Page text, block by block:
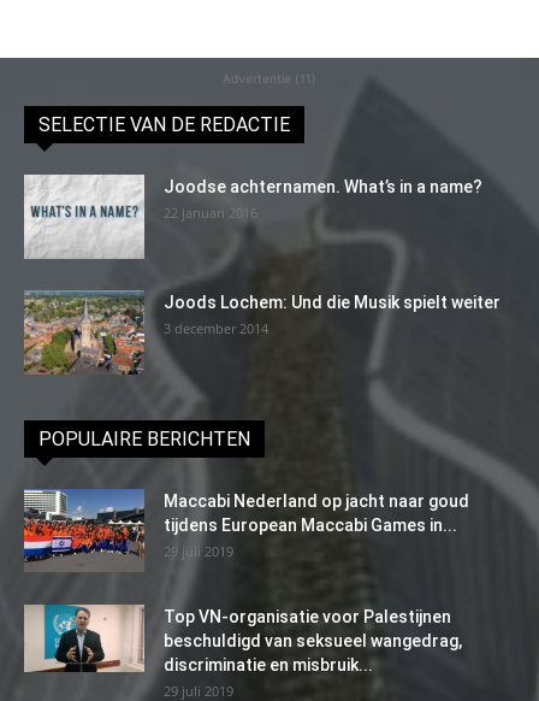
Advertentie (11)
SELECTIE VAN DE REDACTIE
Joodse achternamen. What’s in a name?
22 januari 2016
Joods Lochem: Und die Musik spielt weiter
3 december 2014
POPULAIRE BERICHTEN
Maccabi Nederland op jacht naar goud
tijdens European Maccabi Games in...
29 juli 2019
Top VN-organisatie voor Palestijnen
beschuldigd van seksueel wangedrag,
discriminatie en misbruik...
29 juli 2019